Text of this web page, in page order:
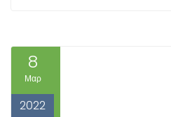
8
Μαρ
2022